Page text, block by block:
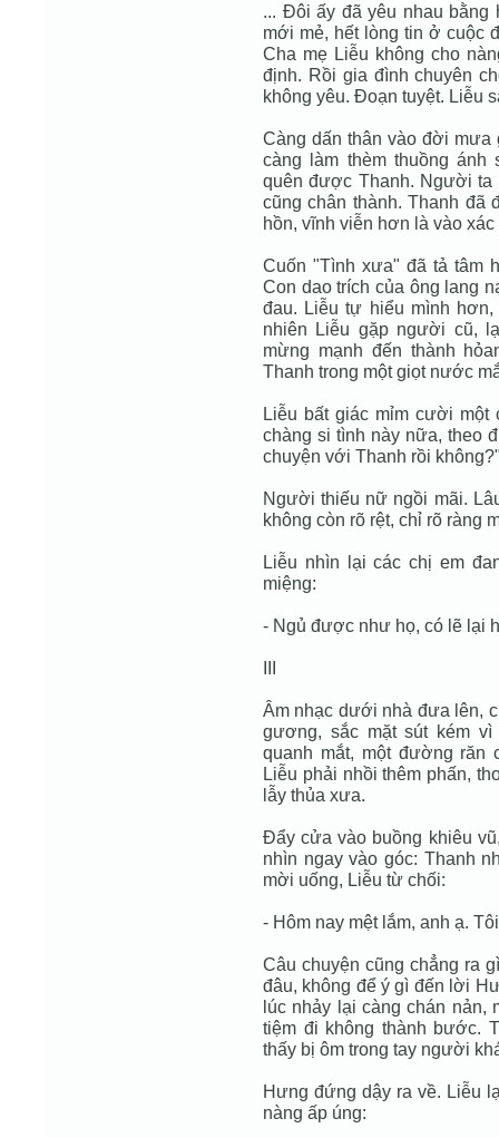
... Đôi ấy đã yêu nhau bằng
mới mẻ, hết lòng tin ở cuộc
Cha mẹ Liễu không cho
định. Rồi gia đình chuyên
không yêu. Đoạn tuyệt. Liễu
Càng dấn thân vào đời mưa
càng làm thèm thuồng
quên được Thanh. Người ta
cũng chân thành. Thanh đã
hồn, vĩnh viễn hơn là vào xác
Cuốn "Tình xưa" đã tả tâm
Con dao trích của ông lang
đau. Liễu tự hiểu mình
nhiên Liễu gặp người cũ,
mừng mạnh đến thành
Thanh trong một giọt nước
Liễu bất giác mỉm cười một
chàng si tình này nữa, theo
chuyện với Thanh rồi
Người thiếu nữ ngồi mãi.
không còn rõ rệt, chỉ rõ ràng
Liễu nhìn lại các chị em
miệng:
- Ngủ được như họ, có lẽ lại
Âm nhạc dưới nhà đưa lên,
gương, sắc mặt sút kém vì
quanh mắt, một đường răn
Liễu phải nhồi thêm phấn,
lẫy thủa xưa.
Đẩy cửa vào buồng khiêu
nhìn ngay vào góc: Thanh
mời uống, Liễu từ chối:
- Hôm nay mệt lắm, anh ạ.
Câu chuyện cũng chẳng ra
đâu, không để ý gì đến lời
lúc nhảy lại càng chán
tiệm đi không thành bước.
thấy bị ôm trong tay người
Hưng đứng dậy ra về. Liễu
nàng ấp úng: